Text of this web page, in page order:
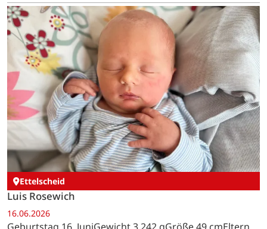
Ettelscheid
Luis Rosewich
16.06.2026